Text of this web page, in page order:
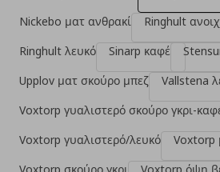
Nickebo ματ ανθρακί
Ringhult
Ringhult λευκό
Sinarp καφέ
Upplov ματ σκούρο μπεζ
Vallstena
Voxtorp γυαλιστερό σκούρο γκρι-
Voxtorp γυαλιστερό/λευκό
Voxtorp